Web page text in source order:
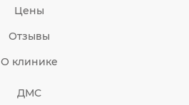
Цены
Отзывы
О клинике
ДМС